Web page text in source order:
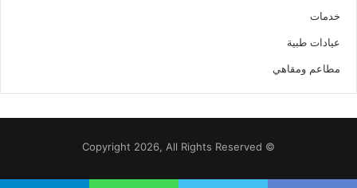
خدمات
عيادات طبية
مطاعم ومقاهي
© Copyright 2026, All Rights Reserved